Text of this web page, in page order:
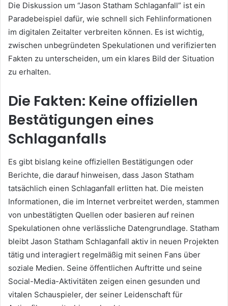
Die Diskussion um “Jason Statham Schlaganfall” ist ein
Paradebeispiel dafür, wie schnell sich Fehlinformationen
im digitalen Zeitalter verbreiten können. Es ist wichtig,
zwischen unbegründeten Spekulationen und verifizierten
Fakten zu unterscheiden, um ein klares Bild der Situation
zu erhalten.
Die Fakten: Keine offiziellen
Bestätigungen eines
Schlaganfalls
Es gibt bislang keine offiziellen Bestätigungen oder
Berichte, die darauf hinweisen, dass Jason Statham
tatsächlich einen Schlaganfall erlitten hat. Die meisten
Informationen, die im Internet verbreitet werden, stammen
von unbestätigten Quellen oder basieren auf reinen
Spekulationen ohne verlässliche Datengrundlage. Statham
bleibt Jason Statham Schlaganfall aktiv in neuen Projekten
tätig und interagiert regelmäßig mit seinen Fans über
soziale Medien. Seine öffentlichen Auftritte und seine
Social-Media-Aktivitäten zeigen einen gesunden und
vitalen Schauspieler, der seiner Leidenschaft für